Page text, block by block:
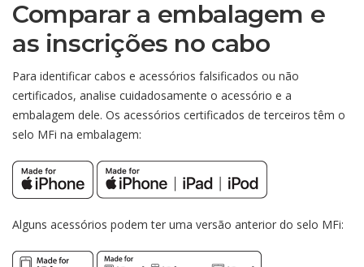
Comparar a embalagem e
as inscrições no cabo
Para identificar cabos e acessórios falsificados ou não
certificados, analise cuidadosamente o acessório e a
embalagem dele. Os acessórios certificados de terceiros têm o
selo MFi na embalagem:
Alguns acessórios podem ter uma versão anterior do selo MFi: